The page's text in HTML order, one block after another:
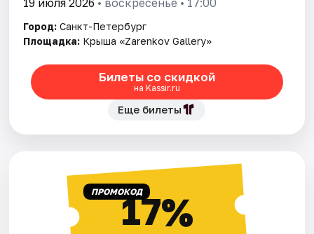
Город: Санкт-Петербург
Площадка: Крыша «Zarenkov Gallery»
Билеты со скидкой
на Kassir.ru
Еще билеты
ПРОМОКОД17%